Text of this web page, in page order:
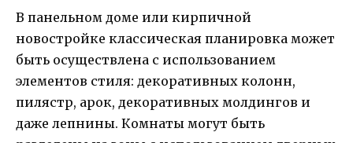
В панельном доме или кирпичной
новостройке классическая планировка может
быть осуществлена с использованием
элементов стиля: декоративных колонн,
пилястр, арок, декоративных молдингов и
даже лепнины. Комнаты могут быть